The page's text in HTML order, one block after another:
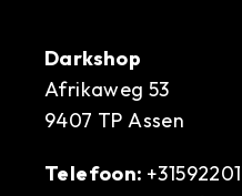
Darkshop
Afrikaweg 53
9407 TP Assen
Telefoon: